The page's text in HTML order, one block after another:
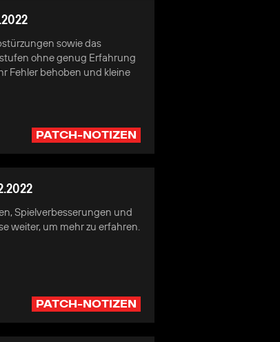
sowie das
ohne genug Erfahrung
Fehler behoben und kleine
PATCH-NOTIZEN
Spielverbesserungen und
weiter, um mehr zu erfahren.
PATCH-NOTIZEN